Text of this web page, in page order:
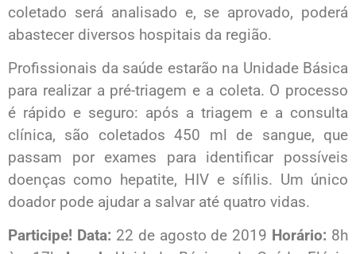
coletado será analisado e, se aprovado, poderá
abastecer diversos hospitais da região.
Profissionais da saúde estarão na Unidade Básica
para realizar a pré-triagem e a coleta. O processo
é rápido e seguro: após a triagem e a consulta
clínica, são coletados 450 ml de sangue, que
passam por exames para identificar possíveis
doenças como hepatite, HIV e sífilis. Um único
doador pode ajudar a salvar até quatro vidas.
Participe! Data: 22 de agosto de 2019 Horário: 8h